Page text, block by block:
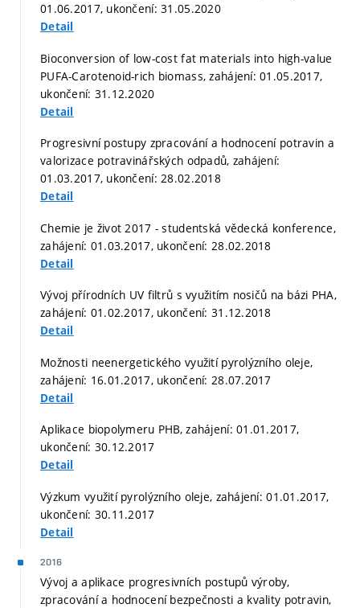
01.06.2017, ukončení: 31.05.2020
Detail
Bioconversion of low-cost fat materials into high-value
PUFA-Carotenoid-rich biomass, zahájení: 01.05.2017,
ukončení: 31.12.2020
Detail
Progresivní postupy zpracování a hodnocení potravin a
valorizace potravinářských odpadů, zahájení:
01.03.2017, ukončení: 28.02.2018
Detail
Chemie je život 2017 - studentská vědecká konference,
zahájení: 01.03.2017, ukončení: 28.02.2018
Detail
Vývoj přírodních UV filtrů s využitím nosičů na bázi PHA,
zahájení: 01.02.2017, ukončení: 31.12.2018
Detail
Možnosti neenergetického využití pyrolýzního oleje,
zahájení: 16.01.2017, ukončení: 28.07.2017
Detail
Aplikace biopolymeru PHB, zahájení: 01.01.2017,
ukončení: 30.12.2017
Detail
Výzkum využití pyrolýzního oleje, zahájení: 01.01.2017,
ukončení: 30.11.2017
Detail
2016
Vývoj a aplikace progresivních postupů výroby,
zpracování a hodnocení bezpečnosti a kvality potravin,